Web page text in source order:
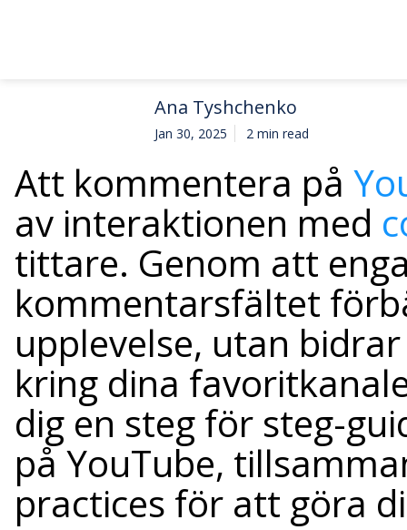
Ana Tyshchenko
Jan 30, 2025 2 min read
Att kommentera på
av interaktionen med
tittare. Genom att
kommentarsfältet
upplevelse, utan
kring dina
dig en steg för steg-
på YouTube,
practices för att göra